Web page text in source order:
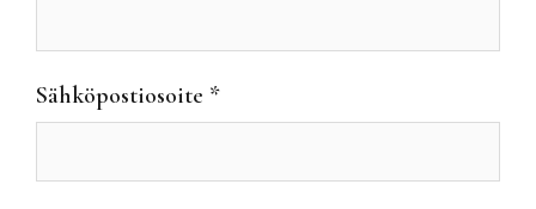
Sähköpostiosoite *